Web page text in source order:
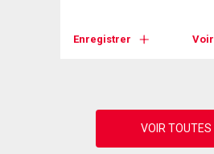
Enregistrer Voir